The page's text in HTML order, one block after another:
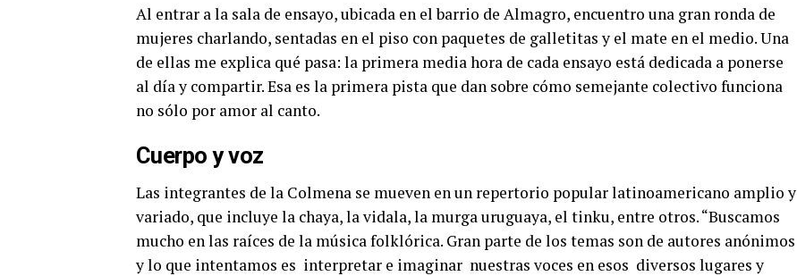
Al entrar a la sala de ensayo, ubicada en el barrio de Almagro, encuentro una gran ronda de
mujeres charlando, sentadas en el piso con paquetes de galletitas y el mate en el medio. Una
de ellas me explica qué pasa: la primera media hora de cada ensayo está dedicada a ponerse
al día y compartir. Esa es la primera pista que dan sobre cómo semejante colectivo funciona
no sólo por amor al canto.
Cuerpo y voz
Las integrantes de la Colmena se mueven en un repertorio popular latinoamericano amplio y
variado, que incluye la chaya, la vidala, la murga uruguaya, el tinku, entre otros. “Buscamos
mucho en las raíces de la música folklórica. Gran parte de los temas son de autores anónimos
y lo que intentamos es interpretar e imaginar nuestras voces en esos diversos lugares y